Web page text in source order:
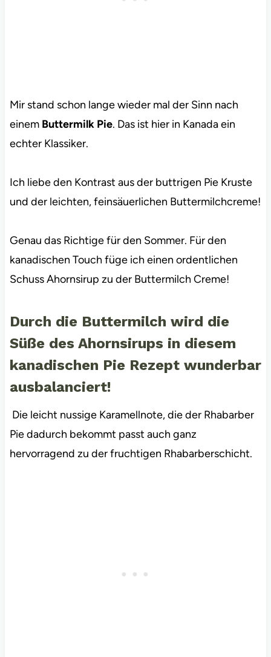
Mir stand schon lange wieder mal der Sinn nach
einem Buttermilk Pie. Das ist hier in Kanada ein
echter Klassiker.
Ich liebe den Kontrast aus der buttrigen Pie Kruste
und der leichten, feinsäuerlichen Buttermilchcreme!
Genau das Richtige für den Sommer. Für den
kanadischen Touch füge ich einen ordentlichen
Schuss Ahornsirup zu der Buttermilch Creme!
Durch die Buttermilch wird die
Süße des Ahornsirups in diesem
kanadischen Pie Rezept wunderbar
ausbalanciert!
Die leicht nussige Karamellnote, die der Rhabarber
Pie dadurch bekommt passt auch ganz
hervorragend zu der fruchtigen Rhabarberschicht.